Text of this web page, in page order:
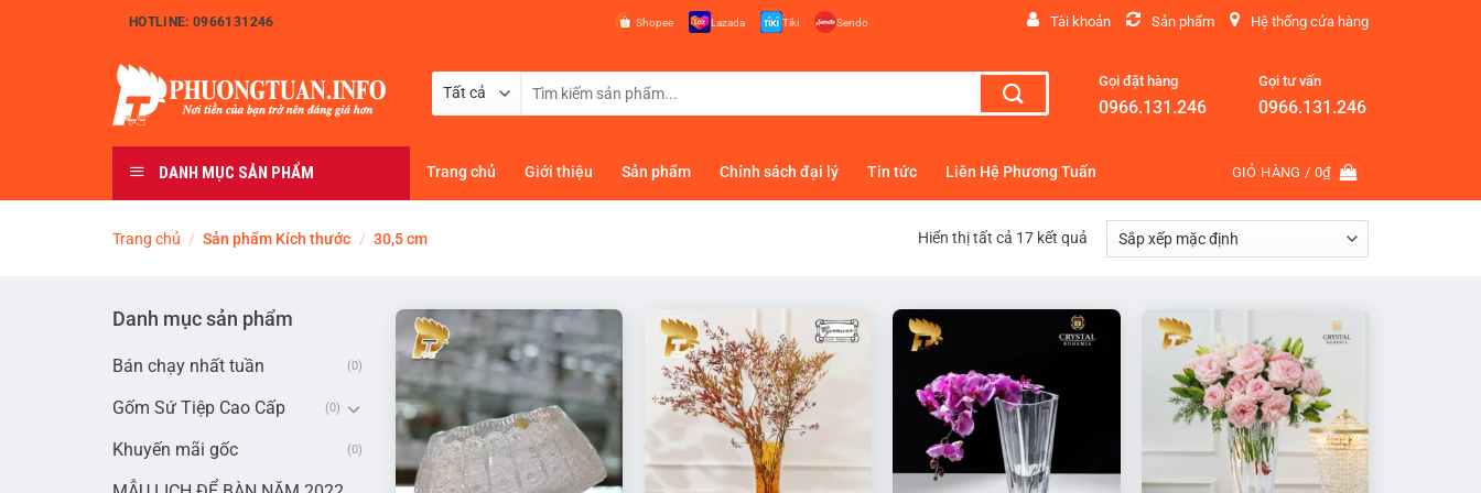
HOTLINE: 0966131246 Shopee Lazada Tiki Sendo Tài khoản Sản phẩm Hệ thống cửa hàng
Tìm
Gọi đặt hàng
0966.131.246
Gọi tư vấn
0966.131.246
DANH MỤC SẢN PHẨM Trang chủ Giới thiệu Sản phẩm Chính sách đại lý Tin tức Liên Hệ Phương Tuấn GIỎ HÀNG / 0₫
Trang chủ / Sản phẩm Kích thước / 30,5 cm Hiển thị tất cả 17 kết quả
Danh mục sản phẩm
Bán chạy nhất tuần (0)
Gốm Sứ Tiệp Cao Cấp (0)
Khuyến mãi gốc (0)